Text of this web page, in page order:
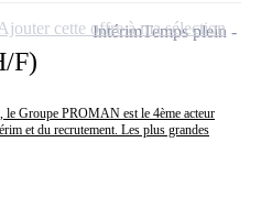
F)
le Groupe PROMAN est le 4ème acteur
et du recrutement. Les plus grandes
IntérimTemps plein
Ajouter cette offre à ma sélection